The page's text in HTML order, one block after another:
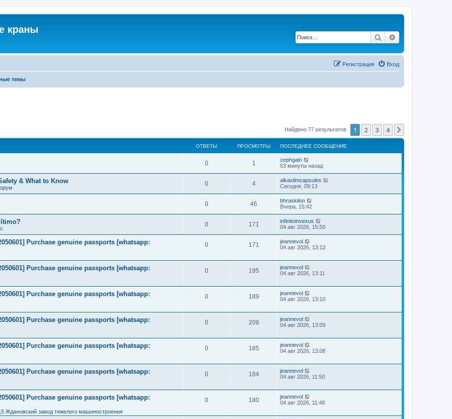
краны
Поиск
Вход
Регистрация
темы
Найдено 77 результатов 1 2 3 4
ОТВЕТЫ ПРОСМОТРЫ ПОСЛЕДНЕЕ СООБЩЕНИЕ
0 1
zephgain
53 минуты назад
& What to Know 0 4
alkaslimcapsules
Сегодня, 09:13
0 46
bhraskilon
Вчера, 15:42
0 171
infinitoinvexus
04 авг 2026, 15:50
Purchase genuine passports [whatsapp:
0 171
jeannevol
04 авг 2026, 13:12
Purchase genuine passports [whatsapp:
0 195
jeannevol
04 авг 2026, 13:11
Purchase genuine passports [whatsapp:
0 189
jeannevol
04 авг 2026, 13:10
Purchase genuine passports [whatsapp:
0 208
jeannevol
04 авг 2026, 13:09
Purchase genuine passports [whatsapp:
0 185
jeannevol
04 авг 2026, 13:08
Purchase genuine passports [whatsapp:
0 184
jeannevol
04 авг 2026, 11:50
Purchase genuine passports [whatsapp:
Ждановский завод тяжелого машиностроения
0 180
jeannevol
04 авг 2026, 11:48